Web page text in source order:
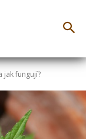
jak fungují?